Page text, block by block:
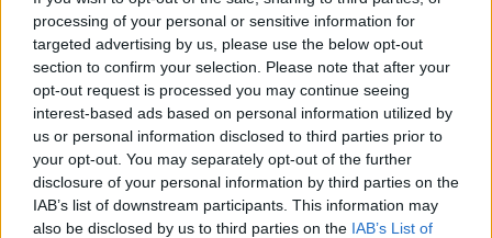
processing of your personal or sensitive information for
targeted advertising by us, please use the below opt-out
section to confirm your selection. Please note that after your
opt-out request is processed you may continue seeing
interest-based ads based on personal information utilized by
us or personal information disclosed to third parties prior to
your opt-out. You may separately opt-out of the further
disclosure of your personal information by third parties on the
IAB’s list of downstream participants. This information may
also be disclosed by us to third parties on the IAB’s List of
Opozorilo:Po 297. členu Kazenskega zakonika je
posameznik kazensko odgovoren za javno spodbujanje
sovraštva, nasilja ali nestrpnosti. Komentarji z žaljivimi,
rasističnimi, diskriminatornimi ali nezakonitimi vsebinami bodo
odstranjeni. Pravila komentiranja →